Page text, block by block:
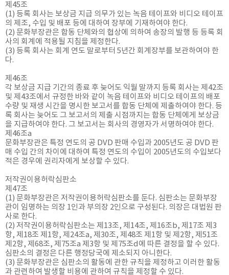
제45조
(1) 등록 회사는 보상금 지급 의무가 있는 녹음 테이프와 비디오 테이프
의 제조, 수입 및 배포 등에 대하여 장부에 기재하여야 한다.
(2) 문화부장관은 합동 단체와의 협상에 의하여 송장의 발행 등 등록 회
사의 회계에 적용될 지침을 제정한다.
(3) 등록 회사는 회계 연도 말로부터 5년간 회계장부를 보관하여야 한
다.
제46조
각 보상금 지급 기간의 종료 후 늦어도 익월 말까지 등록 회사는 제42조
및 제43조에서 규정한 바와 같이 녹음 테이프와 비디오 테이프의 배포
수량 및 재생 시간을 명시한 보고서를 합동 단체에 제출하여야 한다. 등
록 회사는 늦어도 그 보고서의 제출 시점까지는 합동 단체에게 보상금
을 지급하여야 한다. 그 보고서는 회사의 경영자가 서명하여야 한다.
제46조a
문화부장관은 특정 연도의 공 DVD 판매 수입과 2005년도 공 DVD 판
매 수입 간의 차이에 대하여 특정 연도의 수입이 2005년도의 수입보다
적은 경우에 권리자에게 보상할 수 있다.
저작권이용허락심판소
제47조
(1) 문화부장관은 저작권이용허락심판소를 둔다. 심판소는 문화부장
관이 임명하는 의장 1인과 부의장 2인으로 구성된다. 의장은 대법원 판
사로 한다.
(2) 저작권이용허락심판소는 제13조, 제14조, 제16조b, 제17조 제3
항, 제18조 제1항, 제24조a, 제30조, 제48조 제1항 및 제2항, 제51조
제2항, 제68조, 제75조a 제3항 및 제75조d에 따른 결정을 할 수 있다.
심판소의 결정은 다른 행정당국에 제소되지 아니한다.
(3) 문화부장관은 심판소의 활동에 관한 규칙을 제정하고 이러한 활동
과 관련하여 발생할 비용에 관하여 규칙을 제정할 수 있다.